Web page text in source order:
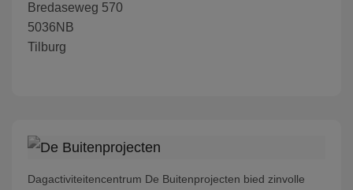
Bredaseweg 570
5036NB
Tilburg
Dagactiviteitencentrum De Buitenprojecten bied zinvolle